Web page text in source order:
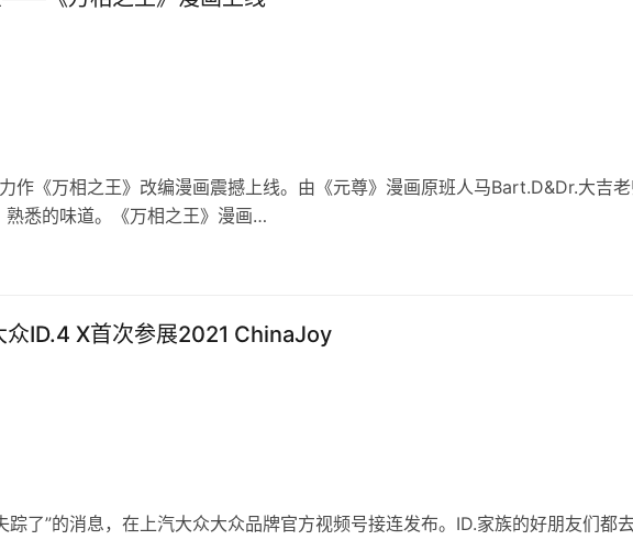
作《万相之王》改编漫画震撼上线。由《元尊》漫画原班人马Bart.D&Dr.大吉
悉的味道。《万相之王》漫画…
众ID.4 X首次参展2021 ChinaJoy
了”的消息，在上汽大众大众品牌官方视频号接连发布。ID.家族的好朋友们都